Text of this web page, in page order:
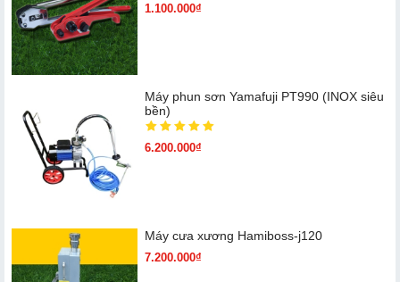
1.100.000₫
Máy phun sơn Yamafuji PT990 (INOX siêu
bền)
6.200.000₫
Máy cưa xương Hamiboss-j120
7.200.000₫